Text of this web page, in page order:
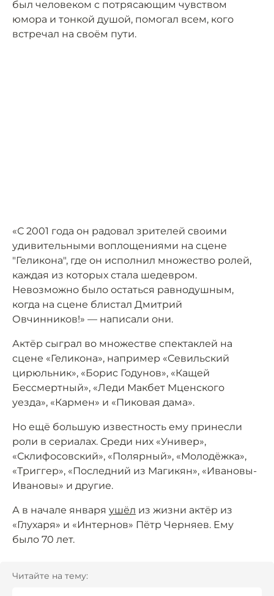
был человеком с потрясающим чувством
юмора и тонкой душой, помогал всем, кого
встречал на своём пути.
«С 2001 года он радовал зрителей своими
удивительными воплощениями на сцене
"Геликона", где он исполнил множество ролей,
каждая из которых стала шедевром.
Невозможно было остаться равнодушным,
когда на сцене блистал Дмитрий
Овчинников!» — написали они.
Актёр сыграл во множестве спектаклей на
сцене «Геликона», например «Севильский
цирюльник», «Борис Годунов», «Кащей
Бессмертный», «Леди Макбет Мценского
уезда», «Кармен» и «Пиковая дама».
Но ещё большую известность ему принесли
роли в сериалах. Среди них «Универ»,
«Склифосовский», «Полярный», «Молодёжка»,
«Триггер», «Последний из Магикян», «Ивановы-
Ивановы» и другие.
А в начале января ушёл из жизни актёр из
«Глухаря» и «Интернов» Пётр Черняев. Ему
было 70 лет.
Читайте на тему: